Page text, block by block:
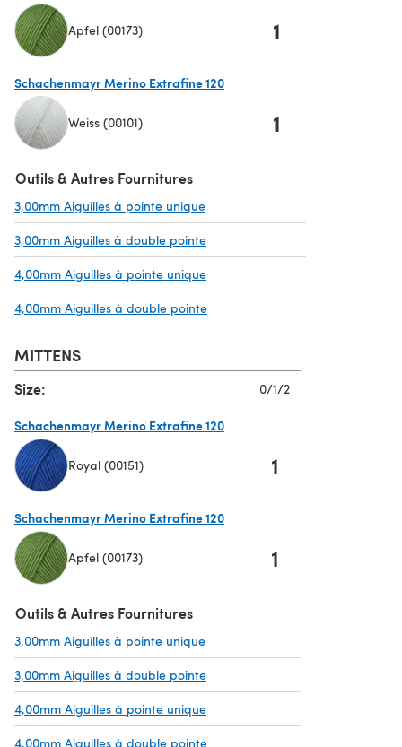
Apfel (00173) 1
Schachenmayr Merino Extrafine 120
Weiss (00101) 1
Outils & Autres Fournitures
3,00mm Aiguilles à pointe unique
3,00mm Aiguilles à double pointe
4,00mm Aiguilles à pointe unique
4,00mm Aiguilles à double pointe
MITTENS
Size: 0/1/2
Schachenmayr Merino Extrafine 120
Royal (00151) 1
Schachenmayr Merino Extrafine 120
Apfel (00173) 1
Outils & Autres Fournitures
3,00mm Aiguilles à pointe unique
3,00mm Aiguilles à double pointe
4,00mm Aiguilles à pointe unique
4,00mm Aiguilles à double pointe